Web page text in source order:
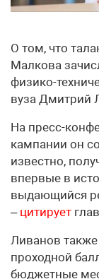
О том, что
Малкова
физико-
вуза Дмитрий
На пресс-
кампании он
известно,
впервые в
выдающийся
– цитирует
Ливанов также
проходной
бюджетные